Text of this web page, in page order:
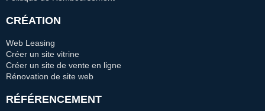
CRÉATION
Web Leasing
Créer un site vitrine
Créer un site de vente en ligne
Rénovation de site web
RÉFÉRENCEMENT